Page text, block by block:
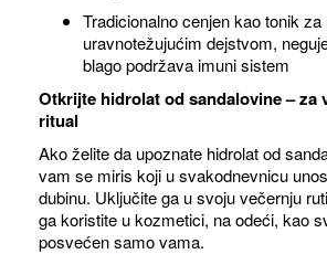
Tradicionalno cenjen kao tonik
uravnotežujućim dejstvom,
blago podržava imuni sistem
Otkrijte hidrolat od sandalovine – za
ritual
Ako želite da upoznate hidrolat od
vam se miris koji u svakodnevnicu
dubinu. Uključite ga u svoju večernju
ga koristite u kozmetici, na odeći, kao
posvećen samo vama.